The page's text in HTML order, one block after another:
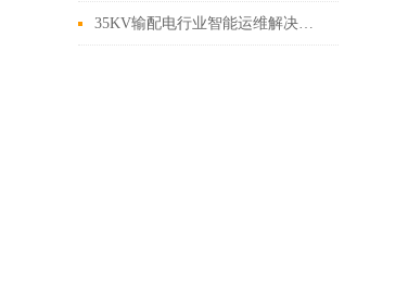
35KV输配电行业智能运维解决方案在高校的运用